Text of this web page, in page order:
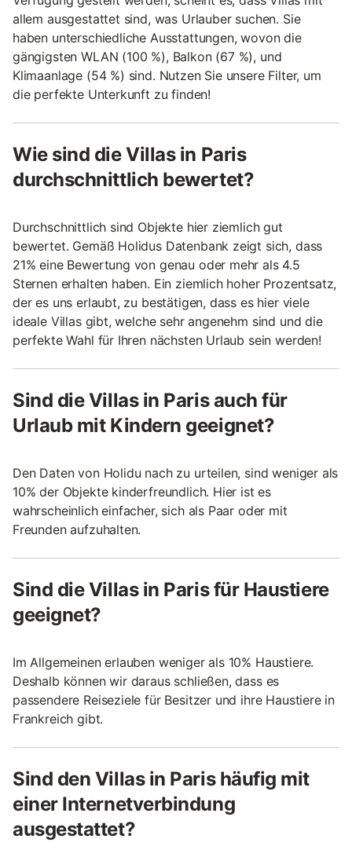
allem ausgestattet sind, was Urlauber suchen. Sie
haben unterschiedliche Ausstattungen, wovon die
gängigsten WLAN (100 %), Balkon (67 %), und
Klimaanlage (54 %) sind. Nutzen Sie unsere Filter, um
die perfekte Unterkunft zu finden!
Wie sind die Villas in Paris
durchschnittlich bewertet?
Durchschnittlich sind Objekte hier ziemlich gut
bewertet. Gemäß Holidus Datenbank zeigt sich, dass
21% eine Bewertung von genau oder mehr als 4.5
Sternen erhalten haben. Ein ziemlich hoher Prozentsatz,
der es uns erlaubt, zu bestätigen, dass es hier viele
ideale Villas gibt, welche sehr angenehm sind und die
perfekte Wahl für Ihren nächsten Urlaub sein werden!
Sind die Villas in Paris auch für
Urlaub mit Kindern geeignet?
Den Daten von Holidu nach zu urteilen, sind weniger als
10% der Objekte kinderfreundlich. Hier ist es
wahrscheinlich einfacher, sich als Paar oder mit
Freunden aufzuhalten.
Sind die Villas in Paris für Haustiere
geeignet?
Im Allgemeinen erlauben weniger als 10% Haustiere.
Deshalb können wir daraus schließen, dass es
passendere Reiseziele für Besitzer und ihre Haustiere in
Frankreich gibt.
Sind den Villas in Paris häufig mit
einer Internetverbindung
ausgestattet?